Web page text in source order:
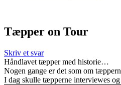
Tæpper on Tour
Skriv et svar
Håndlavet tæpper med historie…
Nogen gange er det som om
I dag skulle tæpperne interviewes